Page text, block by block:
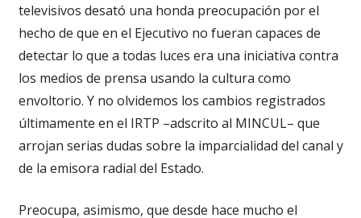
televisivos desató una honda preocupación por el
hecho de que en el Ejecutivo no fueran capaces de
detectar lo que a todas luces era una iniciativa contra
los medios de prensa usando la cultura como
envoltorio. Y no olvidemos los cambios registrados
últimamente en el IRTP –adscrito al MINCUL– que
arrojan serias dudas sobre la imparcialidad del canal y
de la emisora radial del Estado.
Preocupa, asimismo, que desde hace mucho el